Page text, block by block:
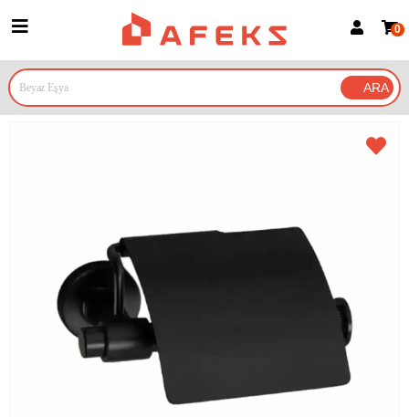
Google İle Bağlan
0